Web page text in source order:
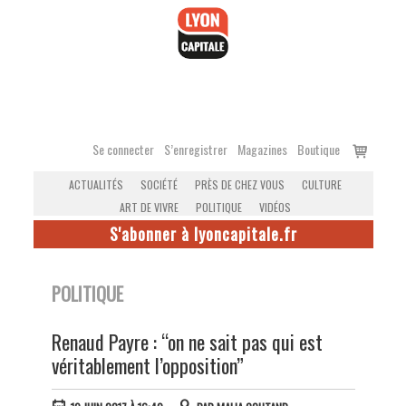
Se connecter S’enregistrer Magazines Boutique
Voir
ACTUALITÉS SOCIÉTÉ PRÈS DE CHEZ VOUS
CULTURE
ART DE VIVRE
POLITIQUE VIDÉOS
S'abonner à lyoncapitale.fr
POLITIQUE
Renaud Payre : “on ne sait pas qui est
véritablement l’opposition”